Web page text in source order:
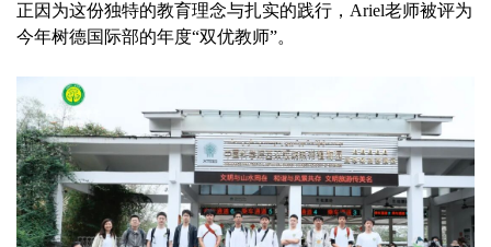
正因为这份独特的教育理念与扎实的践行，Ariel老师被评为
今年树德国际部的年度“双优教师”。